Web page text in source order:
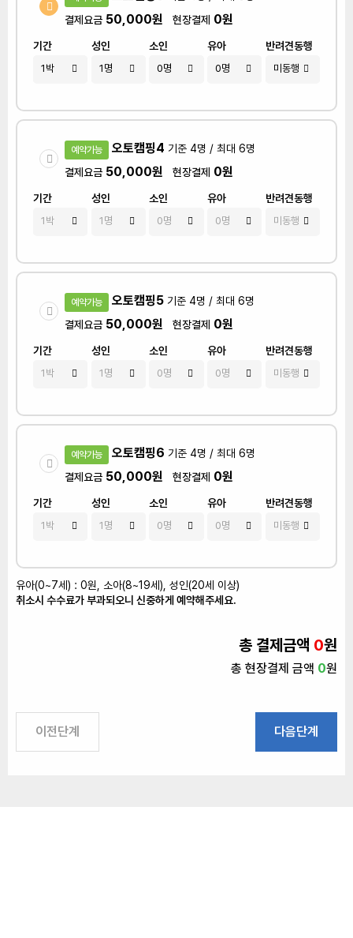
결제요금 50,000원 현장결제 0원
기간 성인 소인 유아 반려견동행
예약가능 오토캠핑4 기준 4명 / 최대 6명
결제요금 50,000원 현장결제 0원
기간 성인 소인 유아 반려견동행
예약가능 오토캠핑5 기준 4명 / 최대 6명
결제요금 50,000원 현장결제 0원
기간 성인 소인 유아 반려견동행
예약가능 오토캠핑6 기준 4명 / 최대 6명
결제요금 50,000원 현장결제 0원
기간 성인 소인 유아 반려견동행
유아(0~7세) : 0원, 소아(8~19세), 성인(20세 이상)
취소시 수수료가 부과되오니 신중하게 예약해주세요.
총 결제금액 0원
총 현장결제 금액 0원
이전단계 다음단계